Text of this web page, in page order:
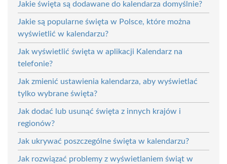
Jakie święta są dodawane do kalendarza domyślnie?
Jakie są popularne święta w Polsce, które można
wyświetlić w kalendarzu?
Jak wyświetlić święta w aplikacji Kalendarz na
telefonie?
Jak zmienić ustawienia kalendarza, aby wyświetlać
tylko wybrane święta?
Jak dodać lub usunąć święta z innych krajów i
regionów?
Jak ukrywać poszczególne święta w kalendarzu?
Jak rozwiązać problemy z wyświetlaniem świąt w